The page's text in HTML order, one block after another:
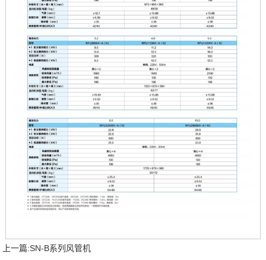
上一篇:SN-B系列风管机